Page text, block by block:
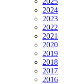
2024
2023
2022
2021
2020
2019
2018
2017
2016